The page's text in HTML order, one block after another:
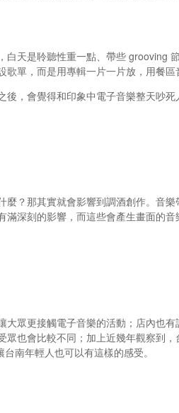
白天是聆聽性重一點、帶些 grooving
單，而是用專輯一片一片放，用餐
，會覺得和印象中電子音樂整天吵
？那其實就會影響到調酒創作。音
深刻的影響，而這些會產生畫面的
眾更接觸電子音樂的活動；店內也
也會比較不同；加上近幾年觀察到
南年輕人也可以有這樣的感受。